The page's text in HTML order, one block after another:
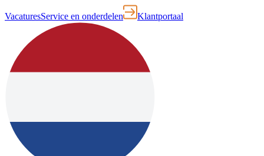
VacaturesService en onderdelen Klantportaal